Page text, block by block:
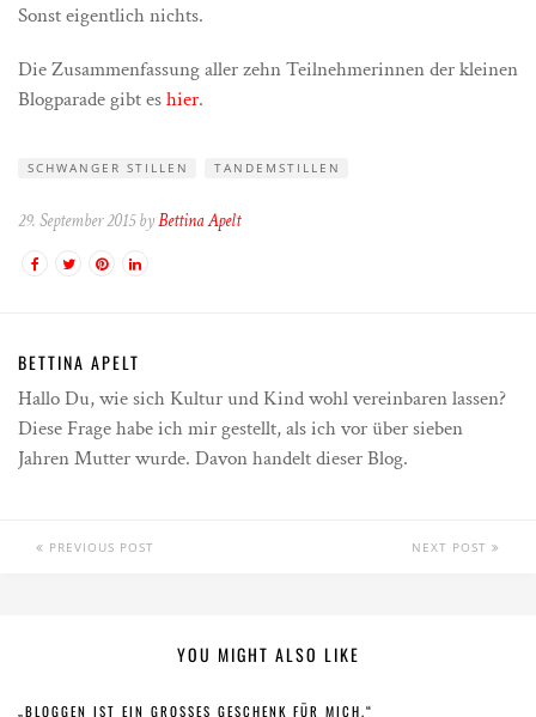
Sonst eigentlich nichts.
Die Zusammenfassung aller zehn Teilnehmerinnen der kleinen
Blogparade gibt eshier.
SCHWANGER STILLEN TANDEMSTILLEN
29. September 2015 byBettina Apelt
BETTINA APELT
Hallo Du, wie sich Kultur und Kind wohl vereinbaren lassen?
Diese Frage habe ich mir gestellt, als ich vor über sieben
Jahren Mutter wurde. Davon handelt dieser Blog.
PREVIOUS POST NEXT POST
YOU MIGHT ALSO LIKE
„BLOGGEN IST EIN GROSSES GESCHENK FÜR MICH.“